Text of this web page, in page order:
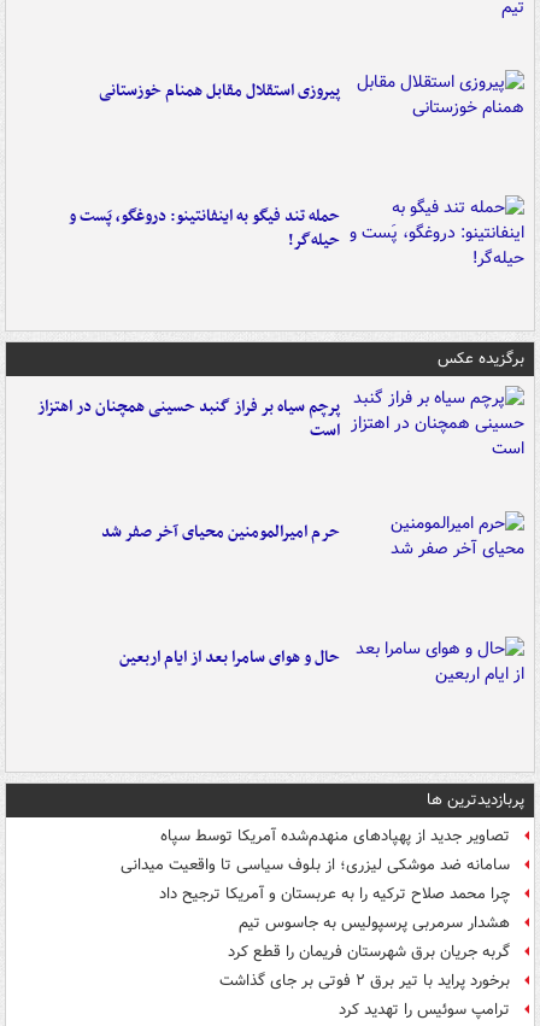
پیروزی استقلال مقابل همنام خوزستانی
حمله تند فیگو به اینفانتینو: دروغگو، پَست‌ و
حیله‌گر!
برگزیده عکس
پرچم سیاه بر فراز گنبد حسینی همچنان در اهتزاز
است
حرم امیرالمومنین محیای آخر صفر شد
حال و هوای سامرا بعد از ایام اربعین
پربازدیدترین ها
تصاویر جدید از پهپادهای منهدم‌شده آمریکا توسط سپاه
سامانه ضد موشکی لیزری؛ از بلوف سیاسی تا واقعیت میدانی
چرا محمد صلاح ترکیه را به عربستان و آمریکا ترجیح داد
هشدار سرمربی پرسپولیس به جاسوس تیم
گربه جریان برق شهرستان فریمان را قطع کرد
برخورد پراید با تیر برق ۲ فوتی بر جای گذاشت
ترامپ سوئیس را تهدید کرد